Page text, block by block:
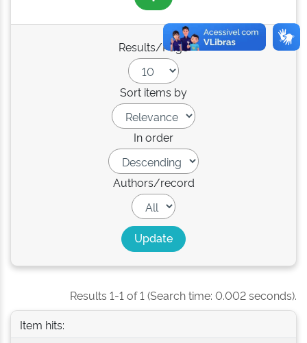
Results/Page
Sort items by
In order
Authors/record
Results 1-1 of 1 (Search time: 0.002 seconds).
Item hits: